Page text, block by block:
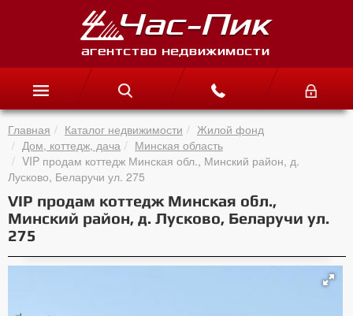
Главная Каталог недвижимости
Жилой фонд
Дом, коттедж, дача
Минская область
VIP продам коттедж Минская обл., Минский район, д.
Лусково, Беларучи ул. 275
VIP продам коттедж Минская обл.,
Минский район, д. Лусково, Беларучи ул.
275